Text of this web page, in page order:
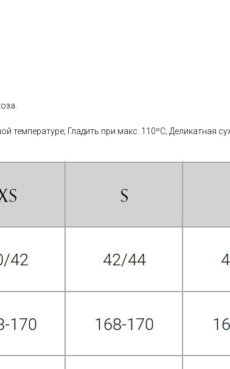
Гладить при макс. 110ºС; Деликатная